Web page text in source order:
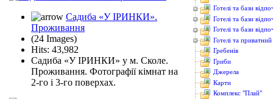
Садиба «У ІРИНКИ».
Проживання
(24 Images)
Hits: 43,982
Садиба «У ІРИНКИ» у м. Сколе.
Проживання. Фотографії кімнат на
2-го і 3-го поверхах.
Готелі та бази
Готелі та бази
Готелі та бази
Готелі та
Гребенів
Гриби
Джерела
Карти
Комплекс "Плай"